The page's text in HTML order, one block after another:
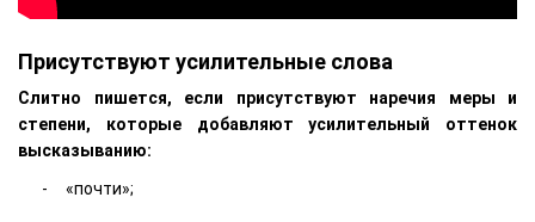
Присутствуют усилительные слова
Слитно пишется, если присутствуют наречия меры и
степени, которые добавляют усилительный оттенок
высказыванию:
«почти»;